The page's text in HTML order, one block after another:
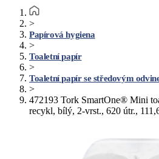
>
Papírová hygiena
>
Toaletní papír
>
Toaletní papír se středovým
>
472193 Tork SmartOne® Mini
recykl, bílý, 2-vrst., 620 útr.,